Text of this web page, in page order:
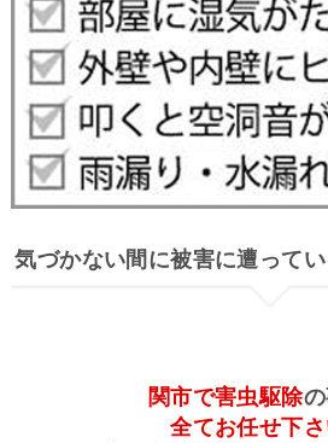
気づかない間に被害に遭って
関市で害虫駆除
全てお任せ下さ